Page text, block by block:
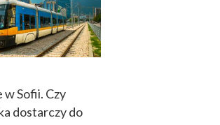
w Sofii. Czy
dostarczy do